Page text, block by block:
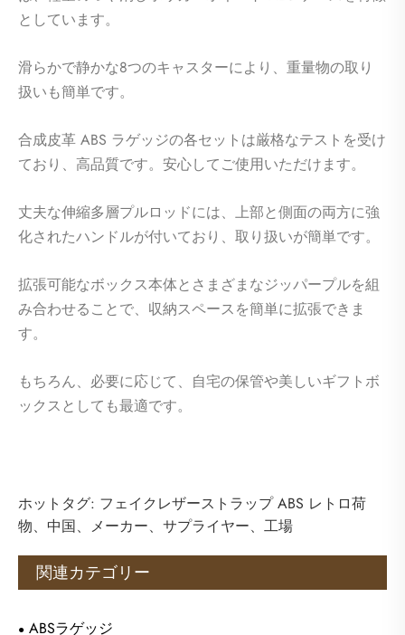
としています。
滑らかで静かな8つのキャスターにより、重量物の取り
扱いも簡単です。
合成皮革 ABS ラゲッジの各セットは厳格なテストを受け
ており、高品質です。安心してご使用いただけます。
丈夫な伸縮多層プルロッドには、上部と側面の両方に強
化されたハンドルが付いており、取り扱いが簡単です。
拡張可能なボックス本体とさまざまなジッパープルを組
み合わせることで、収納スペースを簡単に拡張できま
す。
もちろん、必要に応じて、自宅の保管や美しいギフトボ
ックスとしても最適です。
ホットタグ: フェイクレザーストラップ ABS レトロ荷
物、中国、メーカー、サプライヤー、工場
関連カテゴリー
ABSラゲッジ